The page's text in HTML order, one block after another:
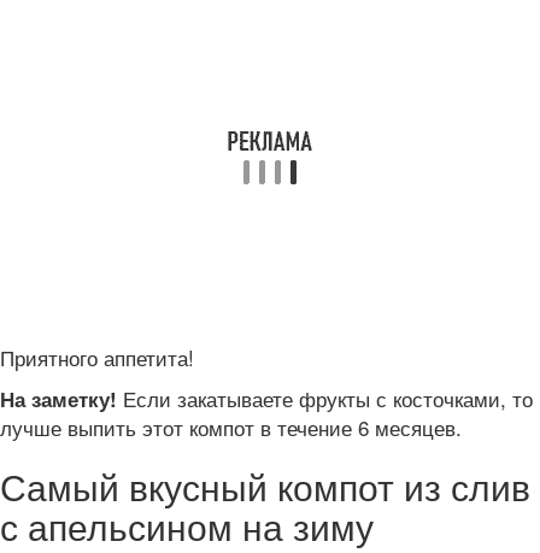
Приятного аппетита!
На заметку! Если закатываете фрукты с косточками, то
лучше выпить этот компот в течение 6 месяцев.
Самый вкусный компот из слив
с апельсином на зиму